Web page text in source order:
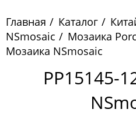
Китай
Pixelmosaic
Зеркала NS Bath
Керамогранит
Главная Каталог
NSmosaic
Мозаика
Мозаика NSmosaic
PP15145-